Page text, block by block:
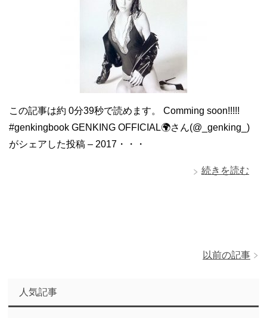
この記事は約 0分39秒で読めます。 Comming soon!!!!!
#genkingbook GENKING OFFICIAL🌍さん(@_genking_)
がシェアした投稿 – 2017・・・
続きを読む
以前の記事
人気記事